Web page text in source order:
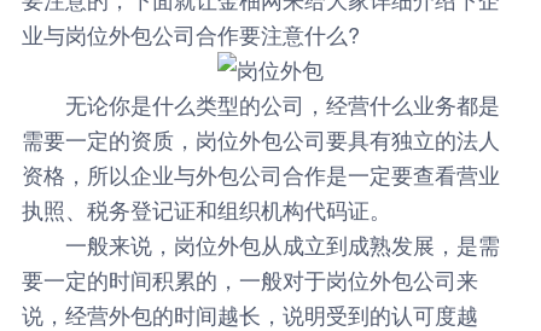
业与岗位外包公司合作要注意什么?
无论你是什么类型的公司，经营什么业务都是
需要一定的资质，岗位外包公司要具有独立的法人
资格，所以企业与外包公司合作是一定要查看营业
执照、税务登记证和组织机构代码证。
一般来说，岗位外包从成立到成熟发展，是需
要一定的时间积累的，一般对于岗位外包公司来
说，经营外包的时间越长，说明受到的认可度越